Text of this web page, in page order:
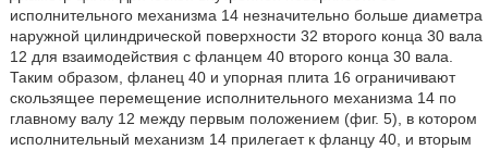
исполнительного механизма 14 незначительно больше диаметра
наружной цилиндрической поверхности 32 второго конца 30 вала
12 для взаимодействия с фланцем 40 второго конца 30 вала.
Таким образом, фланец 40 и упорная плита 16 ограничивают
скользящее перемещение исполнительного механизма 14 по
главному валу 12 между первым положением (фиг. 5), в котором
исполнительный механизм 14 прилегает к фланцу 40, и вторым